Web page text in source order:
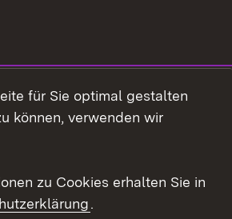
Datenschutz
für Sie optimal gestalten
können, verwenden wir
zu Cookies erhalten Sie in
.